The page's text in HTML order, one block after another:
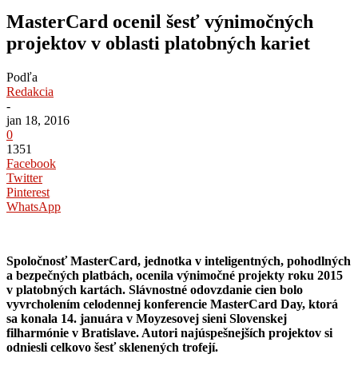
MasterCard ocenil šesť výnimočných
projektov v oblasti platobných kariet
Podľa
Redakcia
-
jan 18, 2016
0
1351
Facebook
Twitter
Pinterest
WhatsApp
Spoločnosť MasterCard, jednotka v inteligentných, pohodlných
a bezpečných platbách, ocenila výnimočné projekty roku 2015
v platobných kartách. Slávnostné odovzdanie cien bolo
vyvrcholením celodennej konferencie MasterCard Day, ktorá
sa konala 14. januára v Moyzesovej sieni Slovenskej
filharmónie v Bratislave. Autori najúspešnejších projektov si
odniesli celkovo šesť sklenených trofejí.